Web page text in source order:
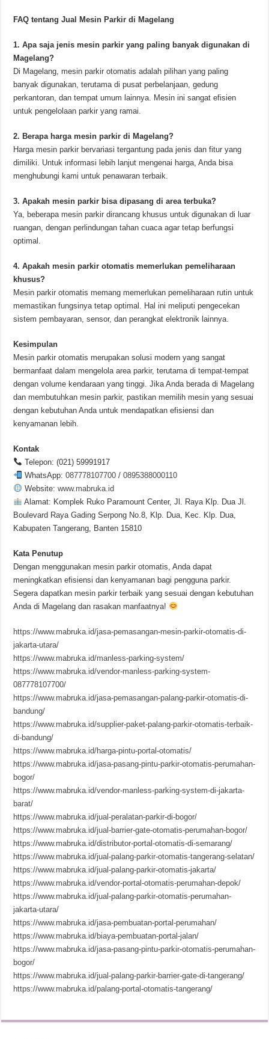
FAQ tentang Jual Mesin Parkir di Magelang
1. Apa saja jenis mesin parkir yang paling banyak digunakan di
Magelang?
Di Magelang, mesin parkir otomatis adalah pilihan yang paling
banyak digunakan, terutama di pusat perbelanjaan, gedung
perkantoran, dan tempat umum lainnya. Mesin ini sangat efisien
untuk pengelolaan parkir yang ramai.
2. Berapa harga mesin parkir di Magelang?
Harga mesin parkir bervariasi tergantung pada jenis dan fitur yang
dimiliki. Untuk informasi lebih lanjut mengenai harga, Anda bisa
menghubungi kami untuk penawaran terbaik.
3. Apakah mesin parkir bisa dipasang di area terbuka?
Ya, beberapa mesin parkir dirancang khusus untuk digunakan di luar
ruangan, dengan perlindungan tahan cuaca agar tetap berfungsi
optimal.
4. Apakah mesin parkir otomatis memerlukan pemeliharaan
khusus?
Mesin parkir otomatis memang memerlukan pemeliharaan rutin untuk
memastikan fungsinya tetap optimal. Hal ini meliputi pengecekan
sistem pembayaran, sensor, dan perangkat elektronik lainnya.
Kesimpulan
Mesin parkir otomatis merupakan solusi modern yang sangat
bermanfaat dalam mengelola area parkir, terutama di tempat-tempat
dengan volume kendaraan yang tinggi. Jika Anda berada di Magelang
dan membutuhkan mesin parkir, pastikan memilih mesin yang sesuai
dengan kebutuhan Anda untuk mendapatkan efisiensi dan
kenyamanan lebih.
Kontak
Telepon: (021) 59991917
WhatsApp:087778107700 /0895388000110
Website:www.mabruka.id
Alamat: Komplek Ruko Paramount Center, Jl. Raya Klp. Dua Jl.
Boulevard Raya Gading Serpong No.8, Klp. Dua, Kec. Klp. Dua,
Kabupaten Tangerang, Banten 15810
Kata Penutup
Dengan menggunakan mesin parkir otomatis, Anda dapat
meningkatkan efisiensi dan kenyamanan bagi pengguna parkir.
Segera dapatkan mesin parkir terbaik yang sesuai dengan kebutuhan
Anda di Magelang dan rasakan manfaatnya!
https://www.mabruka.id/jasa-pemasangan-mesin-parkir-otomatis-di-
jakarta-utara/
https://www.mabruka.id/manless-parking-system/
https://www.mabruka.id/vendor-manless-parking-system-
087778107700/
https://www.mabruka.id/jasa-pemasangan-palang-parkir-otomatis-di-
bandung/
https://www.mabruka.id/supplier-paket-palang-parkir-otomatis-terbaik-
di-bandung/
https://www.mabruka.id/harga-pintu-portal-otomatis/
https://www.mabruka.id/jasa-pasang-pintu-parkir-otomatis-perumahan-
bogor/
https://www.mabruka.id/vendor-manless-parking-system-di-jakarta-
barat/
https://www.mabruka.id/jual-peralatan-parkir-di-bogor/
https://www.mabruka.id/jual-barrier-gate-otomatis-perumahan-bogor/
https://www.mabruka.id/distributor-portal-otomatis-di-semarang/
https://www.mabruka.id/jual-palang-parkir-otomatis-tangerang-selatan/
https://www.mabruka.id/jual-palang-parkir-otomatis-jakarta/
https://www.mabruka.id/vendor-portal-otomatis-perumahan-depok/
https://www.mabruka.id/jual-palang-parkir-otomatis-perumahan-
jakarta-utara/
https://www.mabruka.id/jasa-pembuatan-portal-perumahan/
https://www.mabruka.id/biaya-pembuatan-portal-jalan/
https://www.mabruka.id/jasa-pasang-pintu-parkir-otomatis-perumahan-
bogor/
https://www.mabruka.id/jual-palang-parkir-barrier-gate-di-tangerang/
https://www.mabruka.id/palang-portal-otomatis-tangerang/